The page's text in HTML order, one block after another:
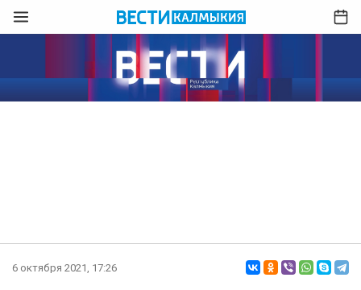
6 октября 2021, 17:26